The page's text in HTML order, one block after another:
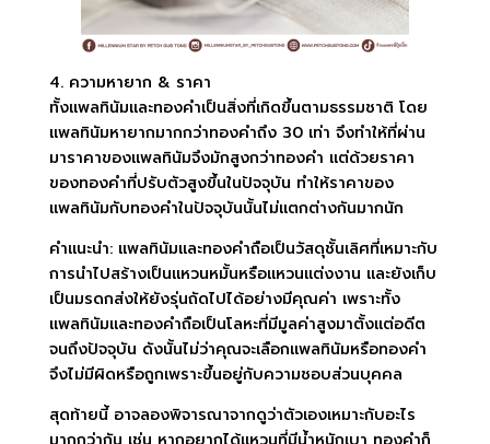
4. ความหายาก & ราคา
ทั้งแพลทินัมและทองคำเป็นสิ่งที่เกิดขึ้นตามธรรมชาติ โดย
แพลทินัมหายากมากกว่าทองคำถึง 30 เท่า จึงทำให้ที่ผ่าน
มาราคาของแพลทินัมจึงมักสูงกว่าทองคำ แต่ด้วยราคา
ของทองคำที่ปรับตัวสูงขึ้นในปัจจุบัน ทำให้ราคาของ
แพลทินัมกับทองคำในปัจจุบันนั้นไม่แตกต่างกันมากนัก
คำแนะนำ: แพลทินัมและทองคำถือเป็นวัสดุชั้นเลิศที่เหมาะกับ
การนำไปสร้างเป็นแหวนหมั้นหรือแหวนแต่งงาน และยังเก็บ
เป็นมรดกส่งให้ยังรุ่นถัดไปได้อย่างมีคุณค่า เพราะทั้ง
แพลทินัมและทองคำถือเป็นโลหะที่มีมูลค่าสูงมาตั้งแต่อดีต
จนถึงปัจจุบัน ดังนั้นไม่ว่าคุณจะเลือกแพลทินัมหรือทองคำ
จึงไม่มีผิดหรือถูกเพราะขึ้นอยู่กับความชอบส่วนบุคคล
สุดท้ายนี้ อาจลองพิจารณาจากดูว่าตัวเองเหมาะกับอะไร